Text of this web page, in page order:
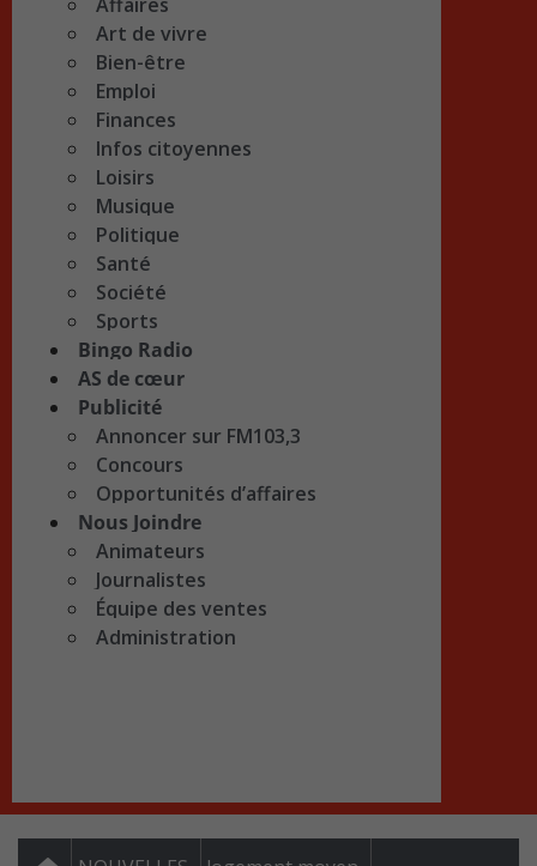
Art de vivre
Bien-être
Emploi
Finances
Infos citoyennes
Loisirs
Musique
Politique
Santé
Société
Sports
Bingo Radio
AS de cœur
Publicité
Annoncer sur FM103,3
Concours
Opportunités d’affaires
Nous Joindre
Animateurs
Journalistes
Équipe des ventes
Administration